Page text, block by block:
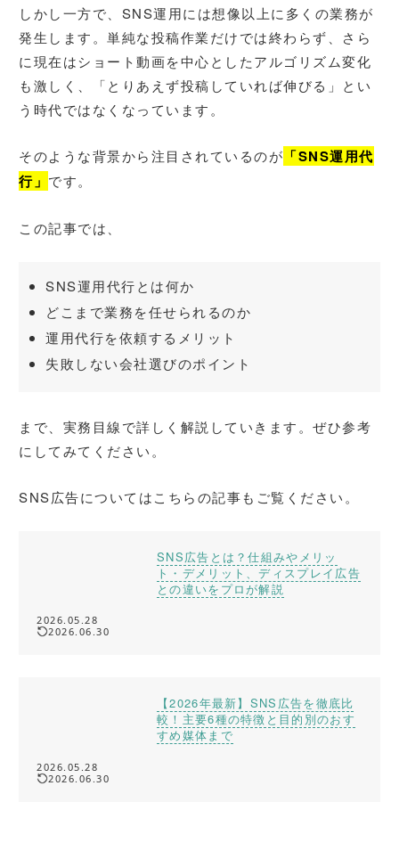
しかし一方で、SNS運用には想像以上に多くの業務が
発生します。単純な投稿作業だけでは終わらず、さら
に現在はショート動画を中心としたアルゴリズム変化
も激しく、「とりあえず投稿していれば伸びる」とい
う時代ではなくなっています。
そのような背景から注目されているのが 「SNS運用代
行」 です。
この記事では、
SNS運用代行とは何か
どこまで業務を任せられるのか
運用代行を依頼するメリット
失敗しない会社選びのポイント
まで、実務目線で詳しく解説していきます。ぜひ参考
にしてみてください。
SNS広告についてはこちらの記事もご覧ください。
SNS広告とは？仕組みやメリッ
ト・デメリット、ディスプレイ広告
との違いをプロが解説
2026.05.28
2026.06.30
【2026年最新】SNS広告を徹底比
較！主要6種の特徴と目的別のおす
すめ媒体まで
2026.05.28
2026.06.30